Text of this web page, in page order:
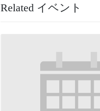
Related イベント